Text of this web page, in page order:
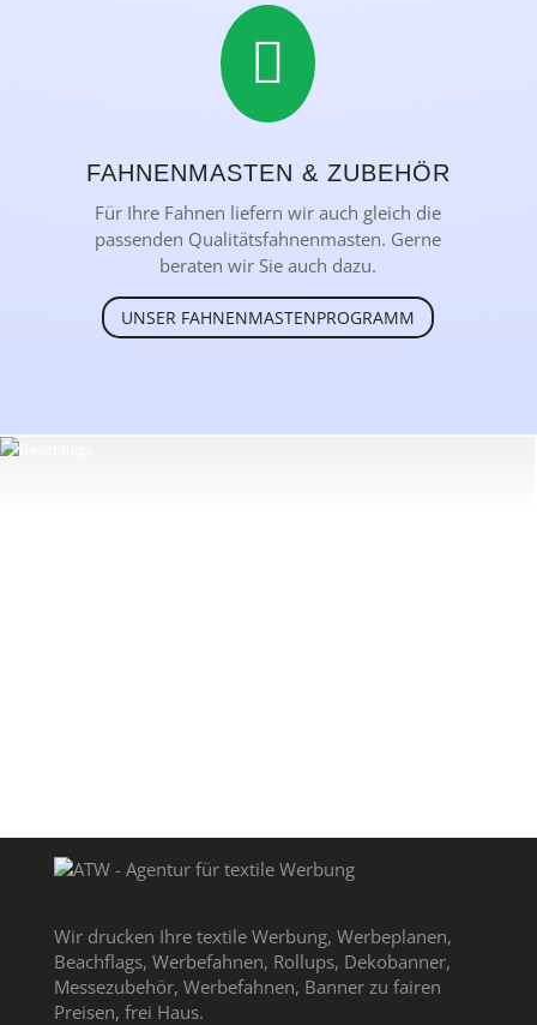

FAHNENMASTEN & ZUBEHÖR
Für Ihre Fahnen liefern wir auch gleich die
passenden Qualitätsfahnenmasten. Gerne
beraten wir Sie auch dazu.
UNSER FAHNENMASTENPROGRAMM
Wir drucken Ihre textile Werbung, Werbeplanen,
Beachflags, Werbefahnen, Rollups, Dekobanner,
Messezubehör, Werbefahnen, Banner zu fairen
Preisen, frei Haus.